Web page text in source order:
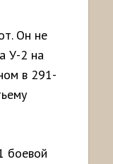
Он не
У-2 на
в 291-
боевой